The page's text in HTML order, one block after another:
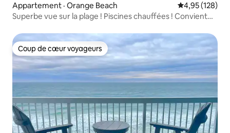
Appartement · Orange Beach Note
4,95 (128)
Superbe vue sur la plage ! Piscines chauffées ! Convient
Coup de cœur voyageurs
Coup de cœur voyageurs